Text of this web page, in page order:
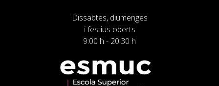
Dissabtes, diumenges
i festius oberts
9:00 h - 20:30 h